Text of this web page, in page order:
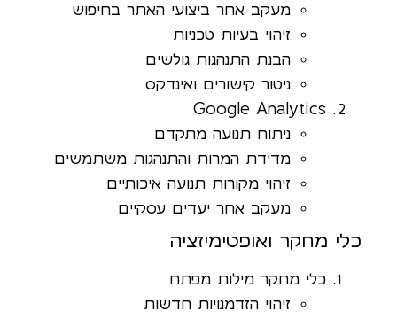
מעקב אחר ביצועי האתר בחיפוש
זיהוי בעיות טכניות
הבנת התנהגות גולשים
ניטור קישורים ואינדקס
Google Analytics
ניתוח תנועה מתקדם
מדידת המרות והתנהגות משתמשים
זיהוי מקורות תנועה איכותיים
מעקב אחר יעדים עסקיים
כלי מחקר ואופטימיזציה
כלי מחקר מילות מפתח
זיהוי הזדמנויות חדשות